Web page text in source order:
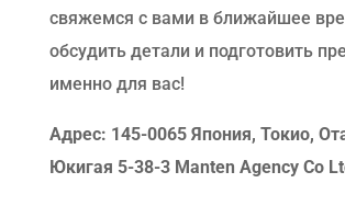
свяжемся с вами в ближайшее
обсудить детали и подготовить
именно для вас!
Адрес: 145-0065 Япония, Токио,
Юкигая 5-38-3 Manten Agency Co